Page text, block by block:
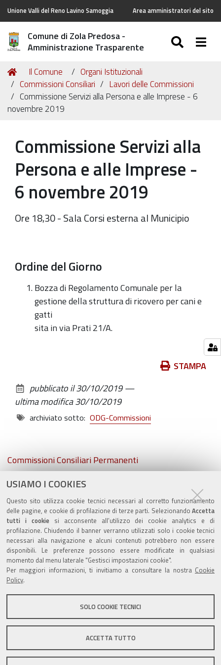
USIAMO I COOKIES
Questo sito utilizza cookie tecnici necessari al corretto funzionamento
delle pagine, e cookie di profilazione di terze parti. Selezionando Accetta
tutti i cookiesi acconsente all’utilizzo dei cookie analytics e di
profilazione. Chiudendo il banner verranno utilizzati solo i cookie tecnici
necessari alla navigazione e alcuni contenuti potrebbero non essere
disponibili. Le preferenze possono essere modificate in qualsiasi
momento dal menu laterale "Gestisci impostazioni cookie".
Per maggiori informazioni, ti invitiamo a consultare la nostra Cookie
Policy.
SOLO COOKIE TECNICI
ACCETTA TUTTO
Unione Valli del Reno Lavino Samoggia Area amministratori del sito
Comune di Zola Predosa -
Amministrazione Trasparente
Tu
sei
qui:
Home
Il Comune
Organi Istituzionali
Commissioni Consiliari
Lavori delle Commissioni
Commissione Servizi alla Persona e alle Imprese - 6
novembre 2019
Commissione Servizi alla
Persona e alle Imprese -
6 novembre 2019
Ore 18,30 - Sala Corsi esterna al Municipio
Ordine del Giorno
Bozza di Regolamento Comunale per la
gestione della struttura di ricovero per cani e
gatti
sita in via Prati 21/A.
documento
STAMPA
pubblicato il30/10/2019—
ultima modifica30/10/2019
archiviato sotto: ODG-Commissioni
Navigazione
Commissioni Consiliari Permanenti
Commissione Elettorale comunale
Lavori delle Commissioni
Valuta questo sito
Sito istituzionale Comune di Zola Predosa